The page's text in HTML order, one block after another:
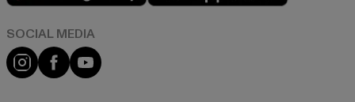
Instagram
FacebookYouTube